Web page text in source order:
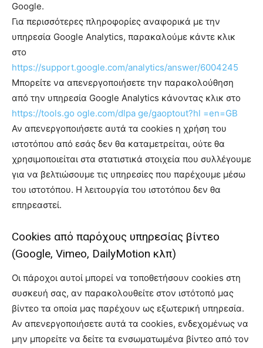
Google.
Για περισσότερες πληροφορίες αναφορικά με την
υπηρεσία Google Analytics, παρακαλούμε κάντε κλικ
στο
https://support.google.com/analytics/answer/6004245
Μπορείτε να απενεργοποιήσετε την παρακολούθηση
από την υπηρεσία Google Analytics κάνοντας κλικ στο
https://tools.go ogle.com/dlpa ge/gaoptout?hl =en=GB
Αν απενεργοποιήσετε αυτά τα cookies η χρήση του
ιστοτόπου από εσάς δεν θα καταμετρείται, ούτε θα
χρησιμοποιείται στα στατιστικά στοιχεία που συλλέγουμε
για να βελτιώσουμε τις υπηρεσίες που παρέχουμε μέσω
του ιστοτόπου. Η λειτουργία του ιστοτόπου δεν θα
επηρεαστεί.
Cookies από παρόχους υπηρεσίας βίντεο
(Google, Vimeo, DailyMotion κλπ)
Οι πάροχοι αυτοί μπορεί να τοποθετήσουν cookies στη
συσκευή σας, αν παρακολουθείτε στον ιστότοπό μας
βίντεο τα οποία μας παρέχουν ως εξωτερική υπηρεσία.
Αν απενεργοποιήσετε αυτά τα cookies, ενδεχομένως να
μην μπορείτε να δείτε τα ενσωματωμένα βίντεο από τον